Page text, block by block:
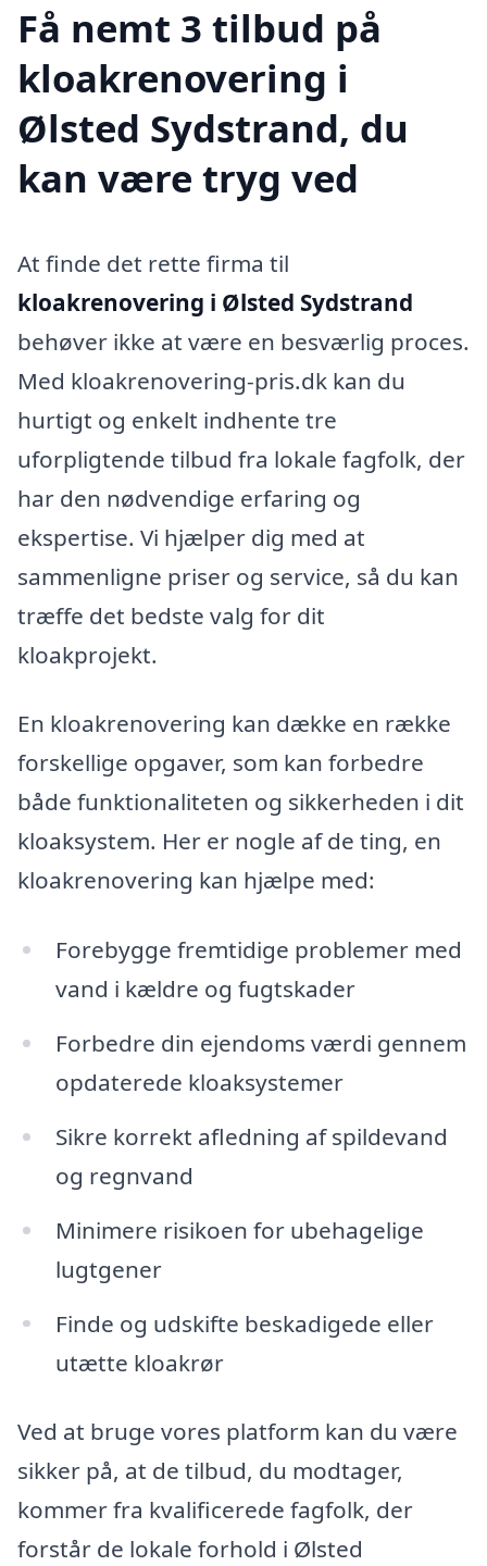
Få nemt 3 tilbud på
kloakrenovering i
Ølsted Sydstrand, du
kan være tryg ved
At finde det rette firma til
kloakrenovering i Ølsted Sydstrand
behøver ikke at være en besværlig proces.
Med kloakrenovering-pris.dk kan du
hurtigt og enkelt indhente tre
uforpligtende tilbud fra lokale fagfolk, der
har den nødvendige erfaring og
ekspertise. Vi hjælper dig med at
sammenligne priser og service, så du kan
træffe det bedste valg for dit
kloakprojekt.
En kloakrenovering kan dække en række
forskellige opgaver, som kan forbedre
både funktionaliteten og sikkerheden i dit
kloaksystem. Her er nogle af de ting, en
kloakrenovering kan hjælpe med:
Forebygge fremtidige problemer med
vand i kældre og fugtskader
Forbedre din ejendoms værdi gennem
opdaterede kloaksystemer
Sikre korrekt afledning af spildevand
og regnvand
Minimere risikoen for ubehagelige
lugtgener
Finde og udskifte beskadigede eller
utætte kloakrør
Ved at bruge vores platform kan du være
sikker på, at de tilbud, du modtager,
kommer fra kvalificerede fagfolk, der
forstår de lokale forhold i Ølsted